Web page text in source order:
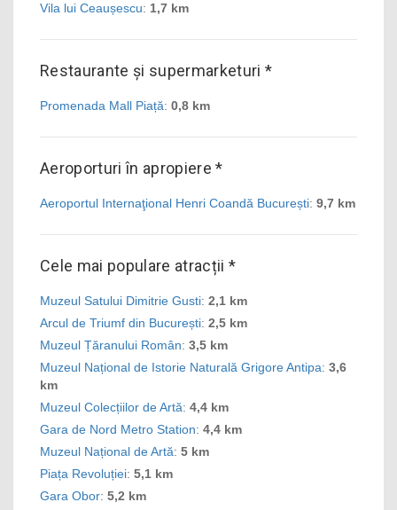
Vila lui Ceaușescu: 1,7 km
Restaurante și supermarketuri *
Promenada Mall Piață: 0,8 km
Aeroporturi în apropiere *
Aeroportul Internaţional Henri Coandă București: 9,7 km
Cele mai populare atracții *
Muzeul Satului Dimitrie Gusti: 2,1 km
Arcul de Triumf din București: 2,5 km
Muzeul Țăranului Român: 3,5 km
Muzeul Național de Istorie Naturală Grigore Antipa: 3,6
km
Muzeul Colecțiilor de Artă: 4,4 km
Gara de Nord Metro Station: 4,4 km
Muzeul Național de Artă: 5 km
Piața Revoluției: 5,1 km
Gara Obor: 5,2 km